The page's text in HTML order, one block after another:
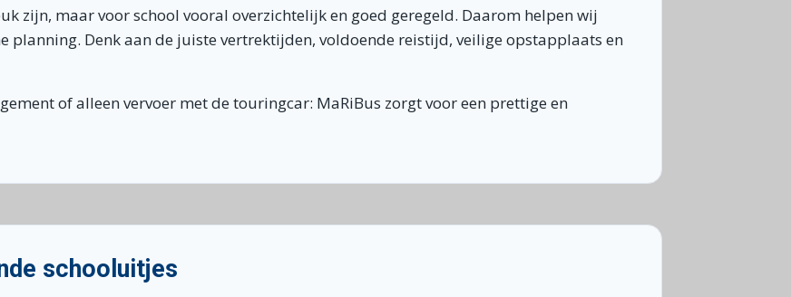
zijn, maar voor school vooral overzichtelijk en goed geregeld. Daarom helpen wij
planning. Denk aan de juiste vertrektijden, voldoende reistijd, veilige opstapplaats en
of alleen vervoer met de touringcar: MaRiBus zorgt voor een prettige en
schooluitjes